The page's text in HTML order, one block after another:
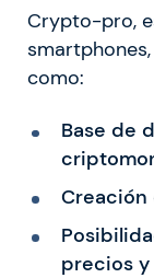
Crypto-pro,
como:
Base de
precios